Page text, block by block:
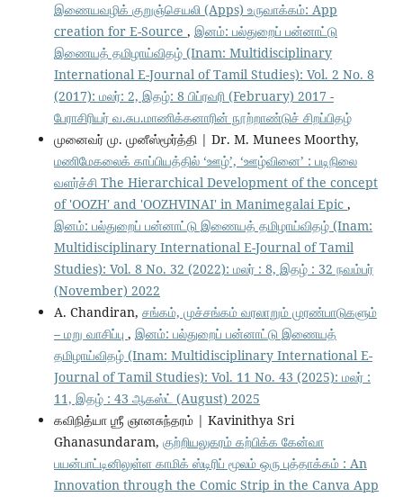
இணையவழிக் குறுஞ்செயலி (Apps) உருவாக்கம்: App
creation for E-Source , இனம்: பல்துறைப் பன்னாட்டு
இணையத் தமிழாய்விதழ் (Inam: Multidisciplinary
International E-Journal of Tamil Studies): Vol. 2 No. 8
(2017): மலர்: 2, இதழ்: 8 பிப்ரவரி (February) 2017 -
பேராசிரியர் வ.சுப.மாணிக்கனாரின் நூற்றாண்டுச் சிறப்பிதழ்
முனைவர் மு. முனீஸ்மூர்த்தி | Dr. M. Munees Moorthy,
மணிமேகலைக் காப்பியத்தில் ‘ஊழ்’, ‘ஊழ்வினை’ : படிநிலை
வளர்ச்சி The Hierarchical Development of the concept
of 'OOZH' and 'OOZHVINAI' in Manimegalai Epic ,
இனம்: பல்துறைப் பன்னாட்டு இணையத் தமிழாய்விதழ் (Inam:
Multidisciplinary International E-Journal of Tamil
Studies): Vol. 8 No. 32 (2022): மலர் : 8, இதழ் : 32 நவம்பர்
(November) 2022
A. Chandiran, சங்கம், முச்சங்கம் வரலாறும் முரண்பாடுகளும்
– மறு வாசிப்பு , இனம்: பல்துறைப் பன்னாட்டு இணையத்
தமிழாய்விதழ் (Inam: Multidisciplinary International E-
Journal of Tamil Studies): Vol. 11 No. 43 (2025): மலர் :
11, இதழ் : 43 ஆகஸ்ட் (August) 2025
கவிநித்யா ஶ்ரீ ஞானசுந்தரம் | Kavinithya Sri
Ghanasundaram, குற்றியலுகரம் கற்பிக்க கேன்வா
பயன்பாட்டினிலுள்ள காமிக் ஸ்டிரிப் மூலம் ஒரு புத்தாக்கம் : An
Innovation through the Comic Strip in the Canva App